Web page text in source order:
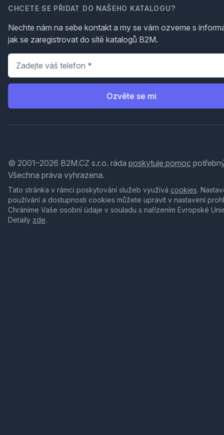
CHCETE SE PŘIDAT DO NAŠEHO KATALOGU?
Nechte nám na sebe kontakt a my se vám ozveme s
jak se zaregistrovat do sítě katalogů B2M.
Telefon
Ozvěte se mi
© 2001–2026 B2M.CZ s.r.o. ráda poskytuje pomoc
Všechna práva vyhrazena.
Tato stránka v rámci poskytování služeb využívá cookies.
používání a dostupnosti cookies můžete upravit v nastavení
Chráníme Vaše osobní údaje v souladu s nařízením Evropské
Detaily zde.